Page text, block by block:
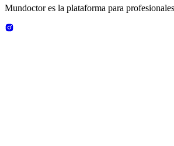
Mundoctor es la plataforma para